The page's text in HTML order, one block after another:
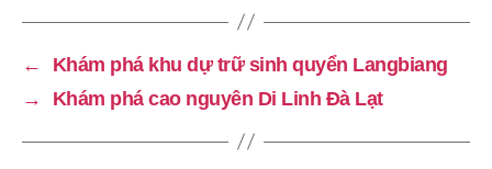
←
Khám phá khu dự trữ sinh quyển Langbiang
→
Khám phá cao nguyên Di Linh Đà Lạt